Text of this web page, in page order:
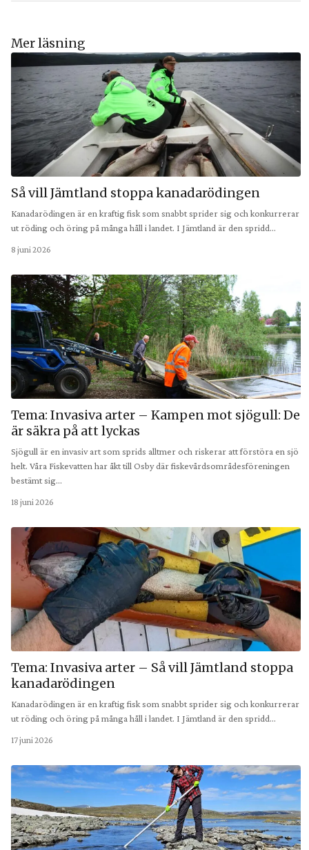
Mer läsning
Så vill Jämtland stoppa kanadarödingen
Kanadarödingen är en kraftig fisk som snabbt sprider sig och konkurrerar
ut röding och öring på många håll i landet. I Jämtland är den spridd…
8 juni 2026
Tema: Invasiva arter – Kampen mot sjögull: De
är säkra på att lyckas
Sjögull är en invasiv art som sprids alltmer och riskerar att förstöra en sjö
helt. Våra Fiskevatten har åkt till Osby där fiskevårdsområdesföreningen
bestämt sig…
18 juni 2026
Tema: Invasiva arter – Så vill Jämtland stoppa
kanadarödingen
Kanadarödingen är en kraftig fisk som snabbt sprider sig och konkurrerar
ut röding och öring på många håll i landet. I Jämtland är den spridd…
17 juni 2026